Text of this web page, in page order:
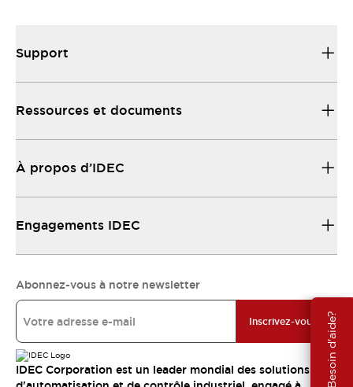
Besoin d'aide?
Support
Ressources et documents
À propos d’IDEC
Engagements IDEC
Abonnez-vous à notre newsletter
Inscrivez-vous
IDEC Corporation est un leader mondial des solutions